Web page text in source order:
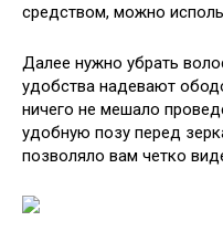
средством, можно
Далее нужно убрать
удобства надевают
ничего не мешало
удобную позу перед
позволяло вам четко